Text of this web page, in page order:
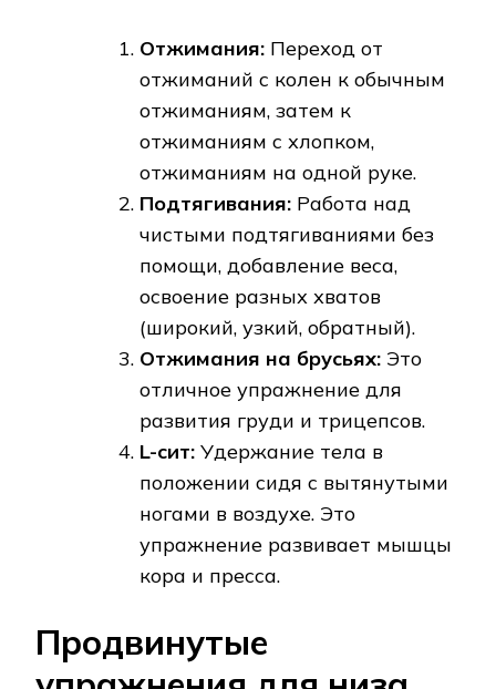
Отжимания: Переход от
отжиманий с колен к обычным
отжиманиям, затем к
отжиманиям с хлопком,
отжиманиям на одной руке.
Подтягивания: Работа над
чистыми подтягиваниями без
помощи, добавление веса,
освоение разных хватов
(широкий, узкий, обратный).
Отжимания на брусьях: Это
отличное упражнение для
развития груди и трицепсов.
L-сит: Удержание тела в
положении сидя с вытянутыми
ногами в воздухе. Это
упражнение развивает мышцы
кора и пресса.
Продвинутые